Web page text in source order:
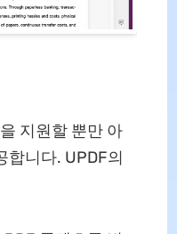
지원할 뿐만 아
합니다. UPDF의